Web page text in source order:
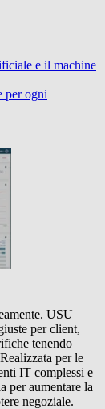
e il machine
per ogni
USU
per client,
tenendo
per le
IT complessi e
per aumentare la
negoziale.